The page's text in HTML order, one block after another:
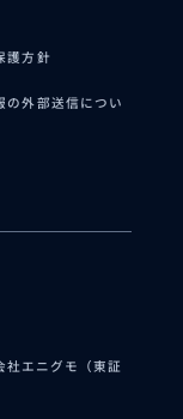
護方針
の外部送信につい
社エニグモ（東証